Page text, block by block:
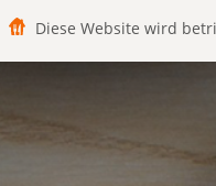
Diese Website wird